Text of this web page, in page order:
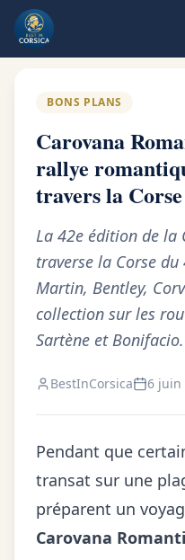
Retour au blog
BONS PLANS
Carovana
rallye
travers la
La 42e édition de la
traverse la Corse
Martin, Bentley,
collection sur les
Sartène et Bonifacio.
BestInCorsica 6 juin
Pendant que
transat sur une
préparent un
Carovana